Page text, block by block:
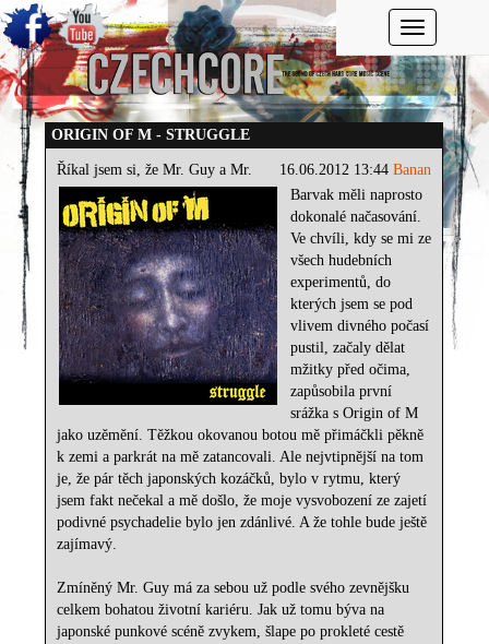
Toggle
ORIGIN OF M - STRUGGLE
16.06.2012 13:44Banan
Říkal jsem si, že Mr. Guy a Mr.
Barvak měli naprosto
dokonalé načasování.
Ve chvíli, kdy se mi ze
všech hudebních
experimentů, do
kterých jsem se pod
vlivem divného počasí
pustil, začaly dělat
mžitky před očima,
zapůsobila první
srážka s Origin of M
jako uzěmění. Těžkou okovanou botou mě přimáčkli pěkně
k zemi a parkrát na mě zatancovali. Ale nejvtipnější na tom
je, že pár těch japonských kozáčků, bylo v rytmu, který
jsem fakt nečekal a mě došlo, že moje vysvobození ze zajetí
podivné psychadelie bylo jen zdánlivé. A že tohle bude ještě
zajímavý.
Zmíněný Mr. Guy má za sebou už podle svého zevnějšku
celkem bohatou životní kariéru. Jak už tomu býva na
japonské punkové scéně zvykem, šlape po prokleté cestě